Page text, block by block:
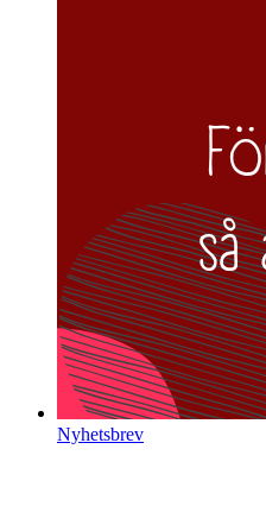
Nyhetsbrev